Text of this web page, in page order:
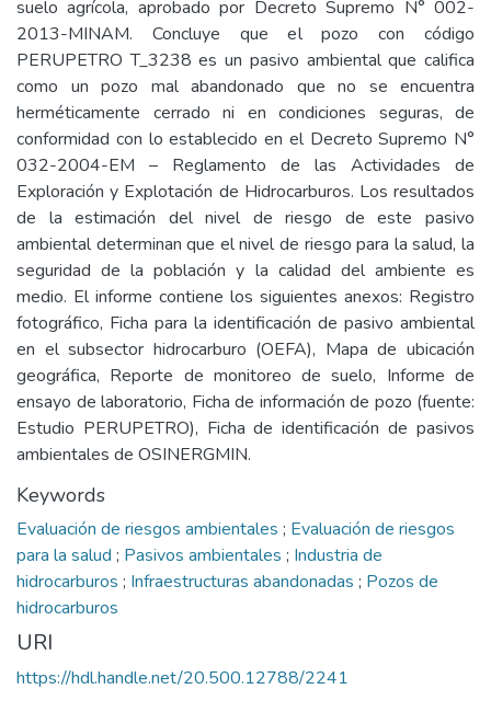
suelo agrícola, aprobado por Decreto Supremo N° 002-
2013-MINAM. Concluye que el pozo con código
PERUPETRO T_3238 es un pasivo ambiental que califica
como un pozo mal abandonado que no se encuentra
herméticamente cerrado ni en condiciones seguras, de
conformidad con lo establecido en el Decreto Supremo N°
032-2004-EM – Reglamento de las Actividades de
Exploración y Explotación de Hidrocarburos. Los resultados
de la estimación del nivel de riesgo de este pasivo
ambiental determinan que el nivel de riesgo para la salud, la
seguridad de la población y la calidad del ambiente es
medio. El informe contiene los siguientes anexos: Registro
fotográfico, Ficha para la identificación de pasivo ambiental
en el subsector hidrocarburo (OEFA), Mapa de ubicación
geográfica, Reporte de monitoreo de suelo, Informe de
ensayo de laboratorio, Ficha de información de pozo (fuente:
Estudio PERUPETRO), Ficha de identificación de pasivos
ambientales de OSINERGMIN.
Keywords
Evaluación de riesgos ambientales ; Evaluación de riesgos
para la salud ; Pasivos ambientales ; Industria de
hidrocarburos ; Infraestructuras abandonadas ; Pozos de
hidrocarburos
URI
https://hdl.handle.net/20.500.12788/2241